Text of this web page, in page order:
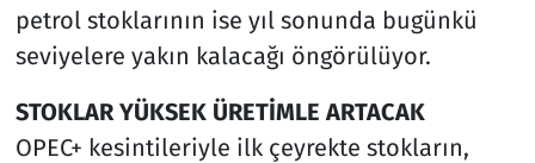
petrol stoklarının ise yıl sonunda bugünkü
seviyelere yakın kalacağı öngörülüyor.
STOKLAR YÜKSEK ÜRETİMLE ARTACAK
OPEC+ kesintileriyle ilk çeyrekte stokların,